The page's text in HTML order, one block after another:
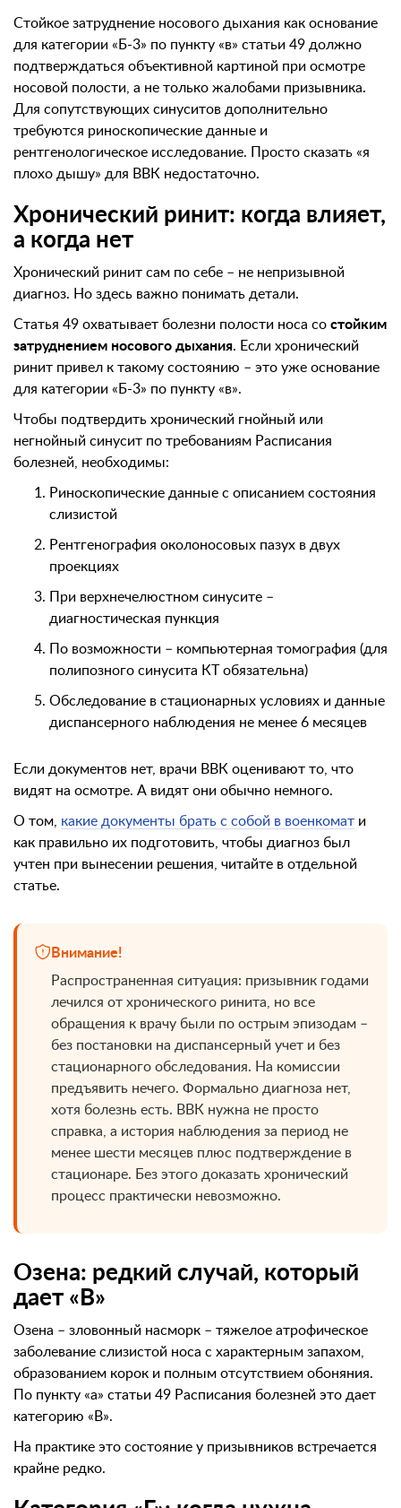
Стойкое затруднение носового дыхания как основание
для категории «Б-3» по пункту «в» статьи 49 должно
подтверждаться объективной картиной при осмотре
носовой полости, а не только жалобами призывника.
Для сопутствующих синуситов дополнительно
требуются риноскопические данные и
рентгенологическое исследование. Просто сказать «я
плохо дышу» для ВВК недостаточно.
Хронический ринит: когда влияет,
а когда нет
Хронический ринит сам по себе – не непризывной
диагноз. Но здесь важно понимать детали.
Статья 49 охватывает болезни полости носа со стойким
затруднением носового дыхания. Если хронический
ринит привел к такому состоянию – это уже основание
для категории «Б-3» по пункту «в».
Чтобы подтвердить хронический гнойный или
негнойный синусит по требованиям Расписания
болезней, необходимы:
Риноскопические данные с описанием состояния
слизистой
Рентгенография околоносовых пазух в двух
проекциях
При верхнечелюстном синусите –
диагностическая пункция
По возможности – компьютерная томография (для
полипозного синусита КТ обязательна)
Обследование в стационарных условиях и данные
диспансерного наблюдения не менее 6 месяцев
Если документов нет, врачи ВВК оценивают то, что
видят на осмотре. А видят они обычно немного.
О том, какие документы брать с собой в военкомат и
как правильно их подготовить, чтобы диагноз был
учтен при вынесении решения, читайте в отдельной
статье.
Внимание!
Распространенная ситуация: призывник годами
лечился от хронического ринита, но все
обращения к врачу были по острым эпизодам –
без постановки на диспансерный учет и без
стационарного обследования. На комиссии
предъявить нечего. Формально диагноза нет,
хотя болезнь есть. ВВК нужна не просто
справка, а история наблюдения за период не
менее шести месяцев плюс подтверждение в
стационаре. Без этого доказать хронический
процесс практически невозможно.
Озена: редкий случай, который
дает «В»
Озена – зловонный насморк – тяжелое атрофическое
заболевание слизистой носа с характерным запахом,
образованием корок и полным отсутствием обоняния.
По пункту «а» статьи 49 Расписания болезней это дает
категорию «В».
На практике это состояние у призывников встречается
крайне редко.